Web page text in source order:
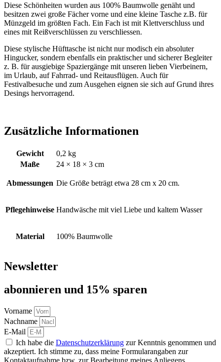
Diese Schönheiten wurden aus 100% Baumwolle genäht und
besitzen zwei große Fächer vorne und eine kleine Tasche z.B. für
Münzgeld im größten Fach. Ein Fach ist mit Klettverschluss und
eines mit Reißverschlüssen zu verschliessen.
Diese stylische Hüfttasche ist nicht nur modisch ein absoluter
Hingucker, sondern ebenfalls ein praktischer und sicherer Begleiter
z. B. für ausgiebige Spaziergänge mit unseren lieben Vierbeinern,
im Urlaub, auf Fahrrad- und Reitausflügen. Auch für
Festivalbesuche und zum Ausgehen eignen sie sich auf Grund ihres
Desings hervorragend.
Zusätzliche Informationen
Gewicht
0,2 kg
Maße
24 × 18 × 3 cm
Abmessungen Die Größe beträgt etwa 28 cm x 20 cm.
Pflegehinweise Handwäsche mit viel Liebe und kaltem Wasser
Material 100% Baumwolle
Newsletter
abon­nie­ren und 15% sparen
Vorname
Nachname
E-Mail
Ich habe die Datenschutzerklärung zur Kenntnis genommen und
akzeptiert. Ich stimme zu, dass meine Formularangaben zur